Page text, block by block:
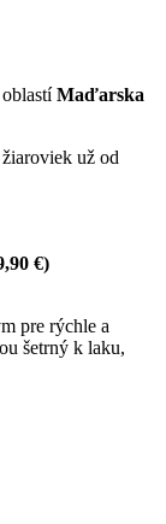
Maďarska
už od
€)
pre rýchle a
šetrný k laku,